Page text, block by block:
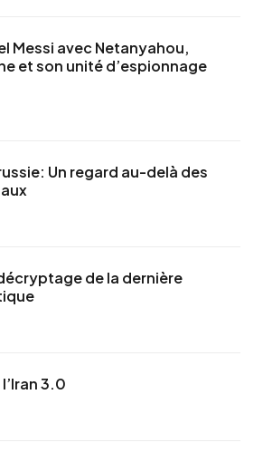
Messi avec Netanyahou,
et son unité d’espionnage
Un regard au-delà des
de la dernière
3.0